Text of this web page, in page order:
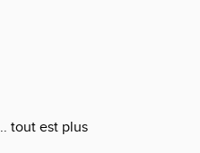
tout est plus